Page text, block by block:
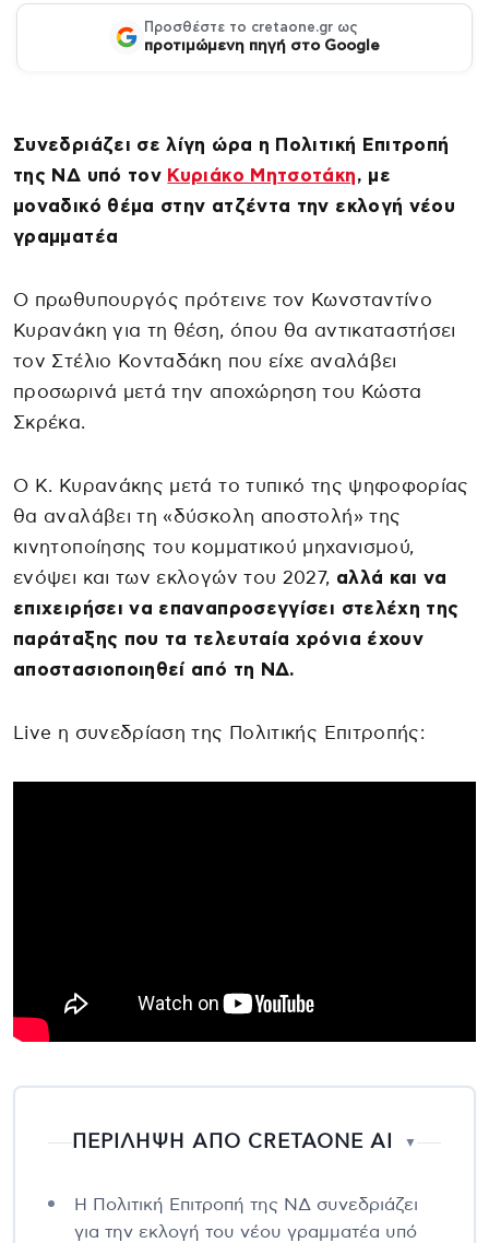
Προσθέστε το cretaone.gr ως
προτιμώμενη πηγή στο Google
Συνεδριάζει σε λίγη ώρα η Πολιτική Επιτροπή
της ΝΔ υπό τον Κυριάκο Μητσοτάκη, με
μοναδικό θέμα στην ατζέντα την εκλογή νέου
γραμματέα
Ο πρωθυπουργός πρότεινε τον Κωνσταντίνο
Κυρανάκη για τη θέση, όπου θα αντικαταστήσει
τον Στέλιο Κονταδάκη που είχε αναλάβει
προσωρινά μετά την αποχώρηση του Κώστα
Σκρέκα.
Ο Κ. Κυρανάκης μετά το τυπικό της ψηφοφορίας
θα αναλάβει τη «δύσκολη αποστολή» της
κινητοποίησης του κομματικού μηχανισμού,
ενόψει και των εκλογών του 2027, αλλά και να
επιχειρήσει να επαναπροσεγγίσει στελέχη της
παράταξης που τα τελευταία χρόνια έχουν
αποστασιοποιηθεί από τη ΝΔ.
Live η συνεδρίαση της Πολιτικής Επιτροπής:
ΠΕΡΙΛΗΨΗ ΑΠΟ CRETAONE AI ▼
Η Πολιτική Επιτροπή της ΝΔ συνεδριάζει
για την εκλογή του νέου γραμματέα υπό